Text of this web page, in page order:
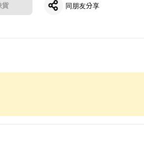
貨 同朋友分享